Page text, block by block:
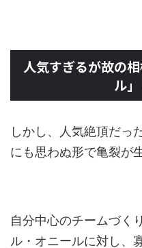
人気すぎるが故の
ル
しかし、人気絶頂だっ
にも思わぬ形で亀裂が
自分中心のチームづく
ル・オニールに対し、